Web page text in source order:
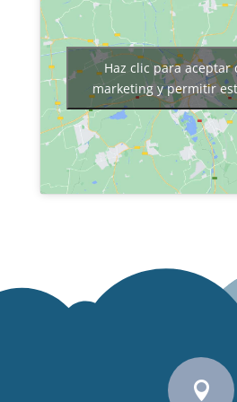
Haz clic para aceptar
marketing y permitir
